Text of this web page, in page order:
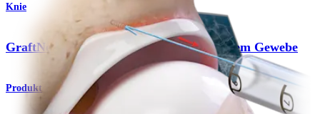
Knie
GraftNet™ für das Sammeln von autologem Gewebe
Produkt